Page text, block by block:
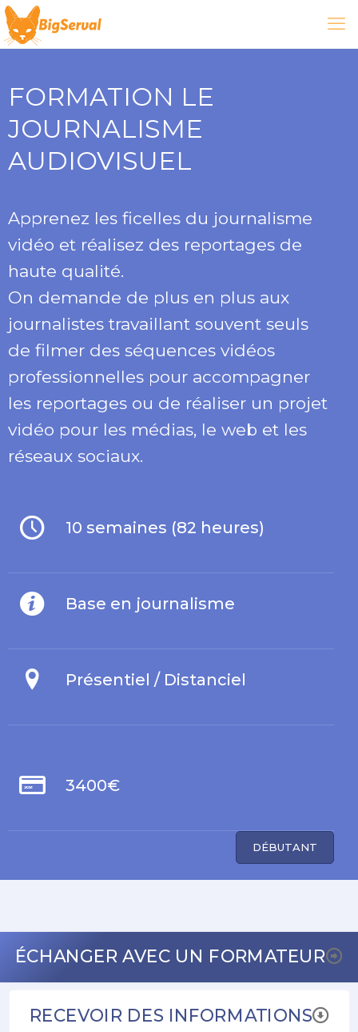
FORMATION LE
JOURNALISME
AUDIOVISUEL
Apprenez les ficelles du journalisme
vidéo et réalisez des reportages de
haute qualité.
On demande de plus en plus aux
journalistes travaillant souvent seuls
de filmer des séquences vidéos
professionnelles pour accompagner
les reportages ou de réaliser un projet
vidéo pour les médias, le web et les
réseaux sociaux.
10 semaines (82 heures)
Base en journalisme
Présentiel / Distanciel
3400€
DÉBUTANT
ÉCHANGER AVEC UN FORMATEUR
RECEVOIR DES INFORMATIONS